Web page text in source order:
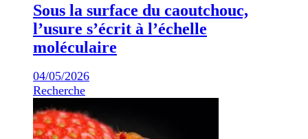
Sous la surface du caoutchouc,
l’usure s’écrit à l’échelle
moléculaire
04/05/2026
Recherche